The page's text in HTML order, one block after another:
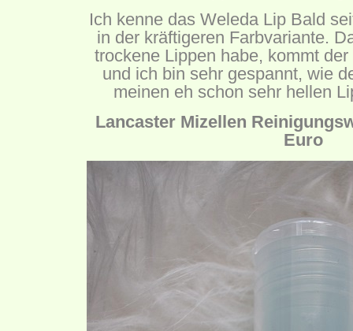
Ich kenne das Weleda Lip Bald
in der kräftigeren Farbvariante.
trockene Lippen habe, kommt
und ich bin sehr gespannt, wie
meinen eh schon sehr hellen
Lancaster Mizellen
Euro